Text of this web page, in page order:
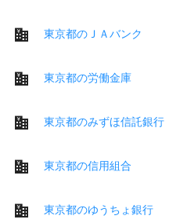
東京都のＪＡバンク
東京都の労働金庫
東京都のみずほ信託銀行
東京都の信用組合
東京都のゆうちょ銀行